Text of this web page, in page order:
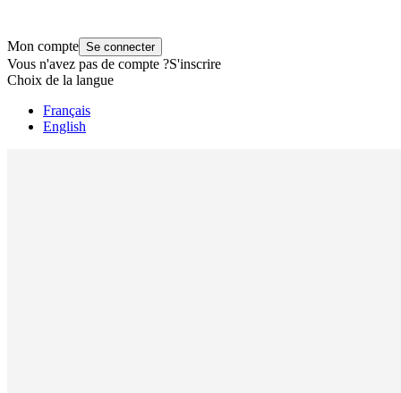
Mon compte Se connecter
Vous n'avez pas de compte ?S'inscrire
Choix de la langue
Français
English